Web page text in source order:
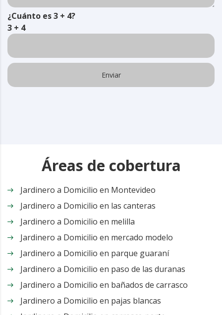
¿Cuánto es 3 + 4?
3 + 4
Áreas de cobertura
Jardinero a Domicilio en Montevideo
Jardinero a Domicilio en las canteras
Jardinero a Domicilio en melilla
Jardinero a Domicilio en mercado modelo
Jardinero a Domicilio en parque guaraní
Jardinero a Domicilio en paso de las duranas
Jardinero a Domicilio en bañados de carrasco
Jardinero a Domicilio en pajas blancas